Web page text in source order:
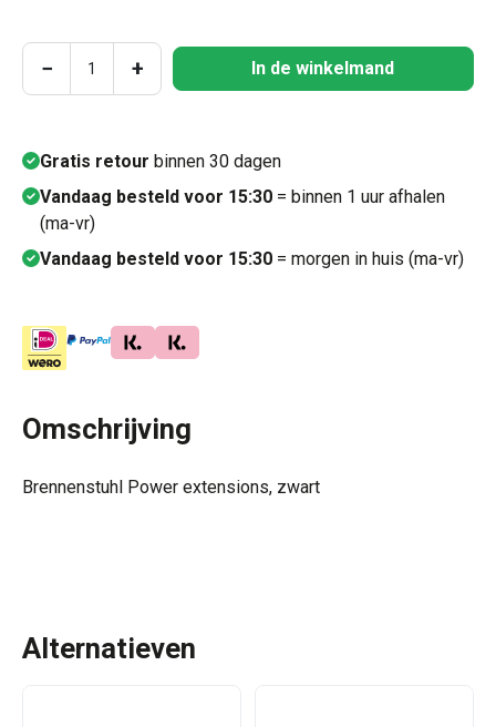
Producthoeveelheid: Voer de gewenste
− + In de winkelmand
Gratis retour binnen 30 dagen
Vandaag besteld voor 15:30 = binnen 1 uur afhalen
(ma-vr)
Vandaag besteld voor 15:30 = morgen in huis (ma-vr)
Omschrijving
Brennenstuhl Power extensions, zwart
Alternatieven